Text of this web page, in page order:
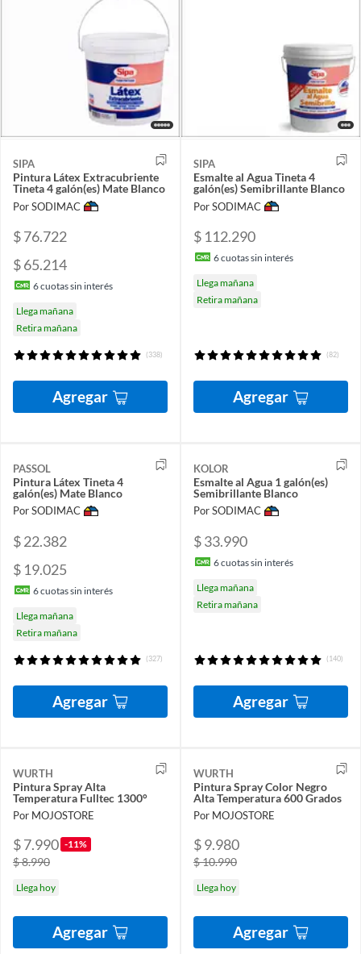
SIPA
Pintura Látex Extracubriente
Tineta 4 galón(es) Mate Blanco
Por SODIMAC
$ 76.722
$ 65.214
6cuotas sin interés
Llega mañana
Retira mañana
(338)
Agregar
SIPA
Esmalte al Agua Tineta 4
galón(es) Semibrillante Blanco
Por SODIMAC
$ 112.290
6cuotas sin interés
Llega mañana
Retira mañana
(82)
Agregar
PASSOL
Pintura Látex Tineta 4
galón(es) Mate Blanco
Por SODIMAC
$ 22.382
$ 19.025
6cuotas sin interés
Llega mañana
Retira mañana
(327)
Agregar
KOLOR
Esmalte al Agua 1 galón(es)
Semibrillante Blanco
Por SODIMAC
$ 33.990
6cuotas sin interés
Llega mañana
Retira mañana
(140)
Agregar
WURTH
Pintura Spray Alta
Temperatura Fulltec 1300°
Por MOJOSTORE
$ 7.990 -11%
$ 8.990
Llega hoy
Agregar
WURTH
Pintura Spray Color Negro
Alta Temperatura 600 Grados
Por MOJOSTORE
$ 9.980
$ 10.990
Llega hoy
Agregar